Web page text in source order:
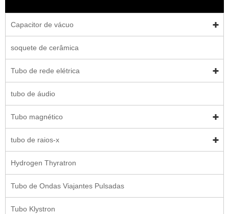
Capacitor de vácuo
soquete de cerâmica
Tubo de rede elétrica
tubo de áudio
Tubo magnético
tubo de raios-x
Hydrogen Thyratron
Tubo de Ondas Viajantes Pulsadas
Tubo Klystron